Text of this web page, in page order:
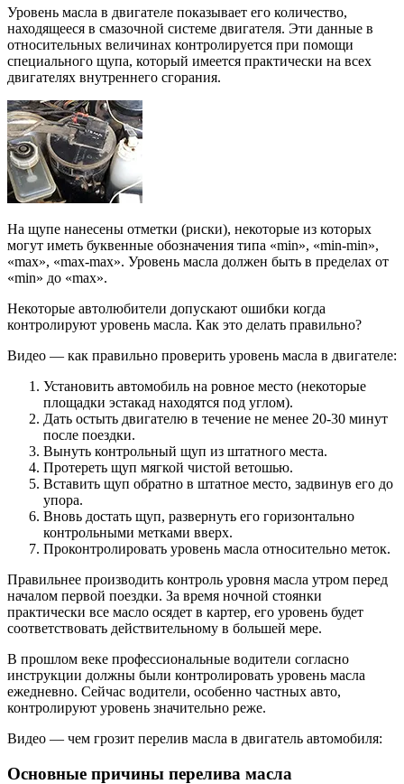
Уровень масла в двигателе показывает его количество,
находящееся в смазочной системе двигателя. Эти данные в
относительных величинах контролируется при помощи
специального щупа, который имеется практически на всех
двигателях внутреннего сгорания.
На щупе нанесены отметки (риски), некоторые из которых
могут иметь буквенные обозначения типа «min», «min-min»,
«max», «max-max». Уровень масла должен быть в пределах от
«min» до «max».
Некоторые автолюбители допускают ошибки когда
контролируют уровень масла. Как это делать правильно?
Видео — как правильно проверить уровень масла в двигателе:
Установить автомобиль на ровное место (некоторые
площадки эстакад находятся под углом).
Дать остыть двигателю в течение не менее 20-30 минут
после поездки.
Вынуть контрольный щуп из штатного места.
Протереть щуп мягкой чистой ветошью.
Вставить щуп обратно в штатное место, задвинув его до
упора.
Вновь достать щуп, развернуть его горизонтально
контрольными метками вверх.
Проконтролировать уровень масла относительно меток.
Правильнее производить контроль уровня масла утром перед
началом первой поездки. За время ночной стоянки
практически все масло осядет в картер, его уровень будет
соответствовать действительному в большей мере.
В прошлом веке профессиональные водители согласно
инструкции должны были контролировать уровень масла
ежедневно. Сейчас водители, особенно частных авто,
контролируют уровень значительно реже.
Видео — чем грозит перелив масла в двигатель автомобиля:
Основные причины перелива масла